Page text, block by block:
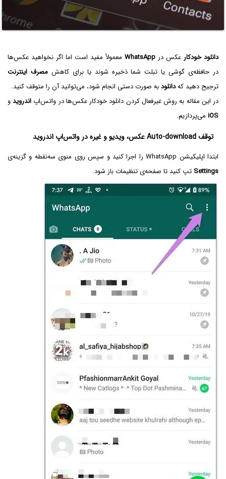
دانلود خودکار عکس در WhatsApp معمولاً مفید است اما اگر نخواهید عکس‌ها
در حافظه‌ی گوشی یا تبلت شما ذخیره شوند یا برای کاهشمصرف اینترنت
ترجیح دهید کهدانلودبه صورت دستی انجام شود، می‌توانید آن را متوقف کنید.
در این مقاله به روش غیرفعال کردن دانلود خودکار عکس‌ها در واتس‌اپ اندرویدو
iOS می‌پردازیم.
توقف Auto-download عکس، ویدیو و غیره در واتس‌اپ اندروید
ابتدا اپلیکیشن WhatsApp‌ را اجرا کنید و سپس روی منوی سه‌نقطه و گزینه‌ی
Settings تپ کنید تا صفحه‌ی تنظیمات باز شود.